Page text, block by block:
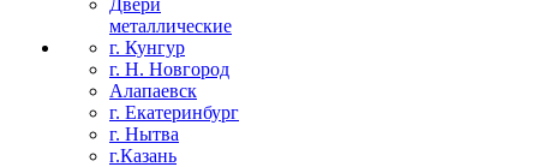
Двери
металлические
г. Кунгур
г. Н. Новгород
Алапаевск
г. Екатеринбург
г. Нытва
г.Казань